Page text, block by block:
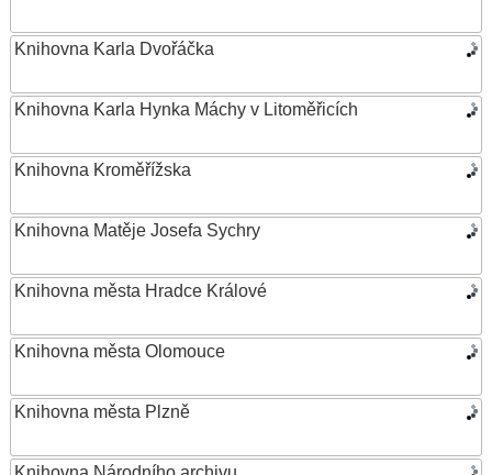
Knihovna Karla Dvořáčka
Knihovna Karla Hynka Máchy v Litoměřicích
Knihovna Kroměřížska
Knihovna Matěje Josefa Sychry
Knihovna města Hradce Králové
Knihovna města Olomouce
Knihovna města Plzně